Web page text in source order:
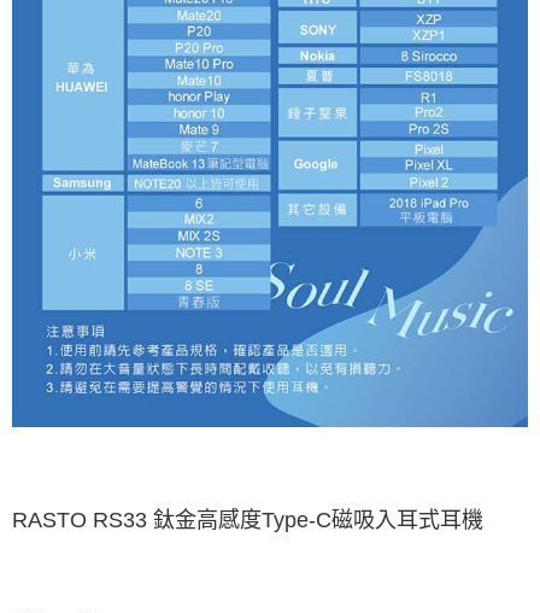
RASTO RS33 鈦金高感度Type-C磁吸入耳式耳機